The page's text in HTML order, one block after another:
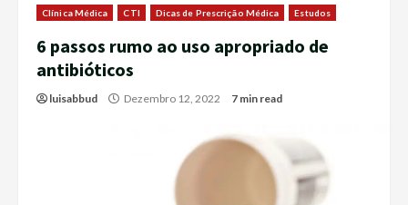
Clínica Médica CTI Dicas de Prescrição Médica Estudos
6 passos rumo ao uso apropriado de
antibióticos
luisabbud Dezembro 12, 2022 7 min read